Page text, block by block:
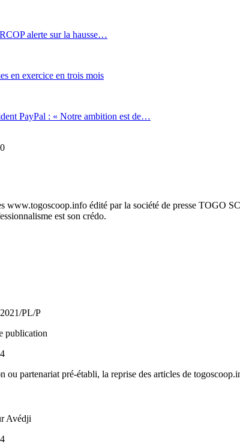
alerte sur la hausse…
en exercice en trois mois
PayPal : « Notre ambition est de…
www.togoscoop.info édité par la société de presse TOGO
est son crédo.
PL/P
publication
ou partenariat pré-établi, la reprise des articles de
Avédji